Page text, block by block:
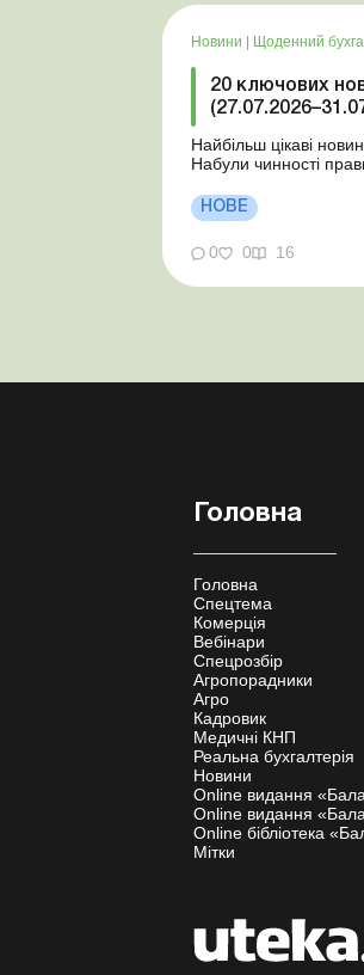
Новини Щоденний
20 ключових
Найбільш цікаві
Набули чинності
закони про мобілізацію
сільгосппідприємств
нові одноразові
серпня змінюється
НОВЕ
0 0 16
Головна
Головна
Спецтема
Комерція
Вебінари
Спецрозбір
Агропорадники
Агро
Кадровик
Медичні КНП
Реальна бухгалтерія
Новини
Online видання
Online видання
Online бібліотека
Мітки